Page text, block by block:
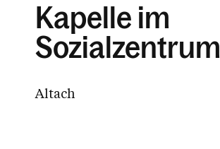
Kapelle im
Sozialzentrum
Altach